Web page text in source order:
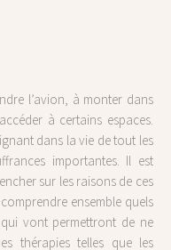
l’avion, à monter dans
à certains espaces.
dans la vie de tout les
importantes. Il est
sur les raisons de ces
ensemble quels
vont permettront de ne
thérapies telles que les